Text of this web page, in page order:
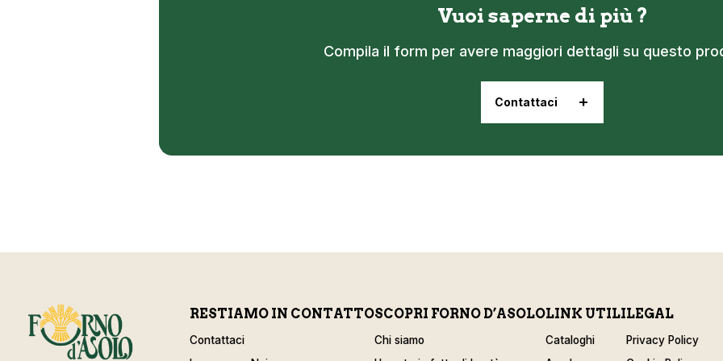
Vuoi saperne di più ?
Compila il form per avere maggiori dettagli su questo
Contattaci
RESTIAMO IN CONTATTO
Contattaci
SCOPRI FORNO D’ASOLO
Chi siamo
LINK UTILI
Cataloghi
LEGAL
Privacy Policy